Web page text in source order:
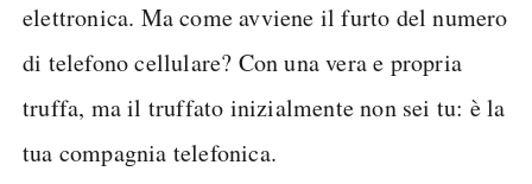
elettronica. Ma come avviene il furto del numero
di telefono cellulare? Con una vera e propria
truffa, ma il truffato inizialmente non sei tu: è la
tua compagnia telefonica.